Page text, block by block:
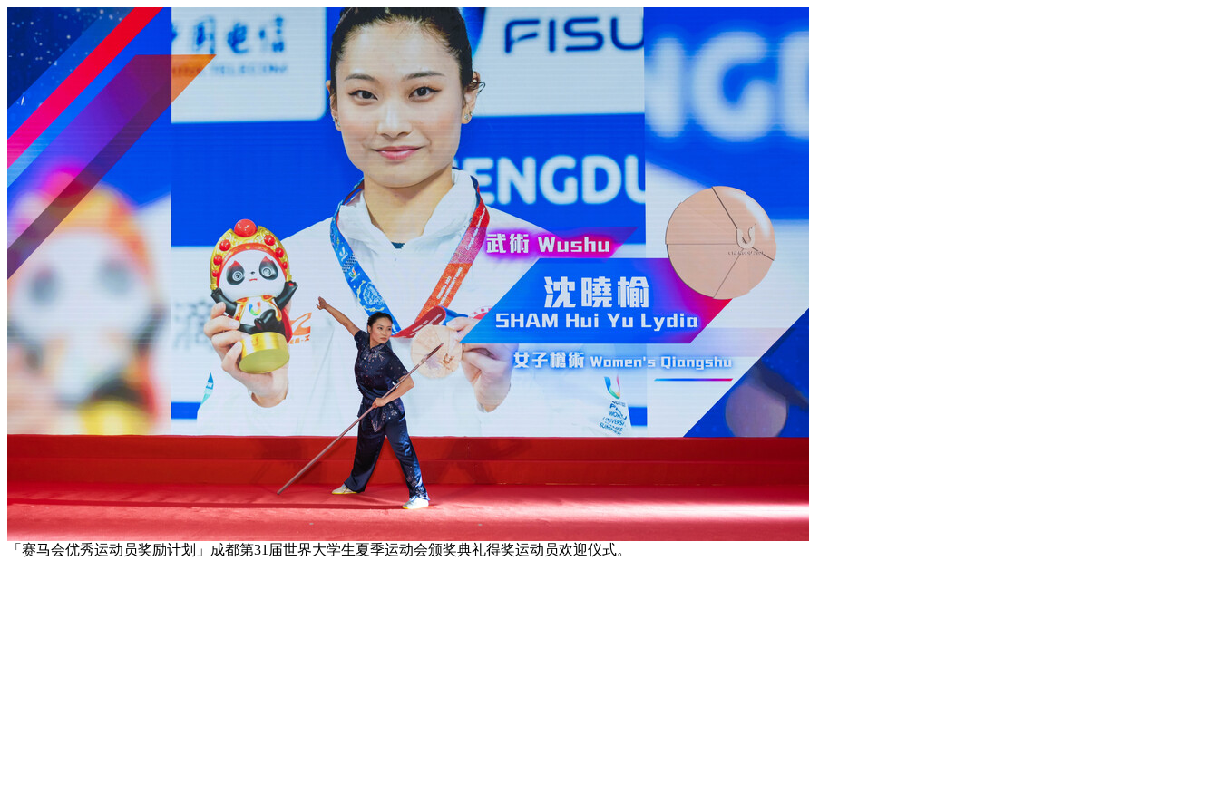
「赛马会优秀运动员奖励计划」成都第31届世界大学生夏季运动会颁奖典礼得奖运动员欢迎仪式。